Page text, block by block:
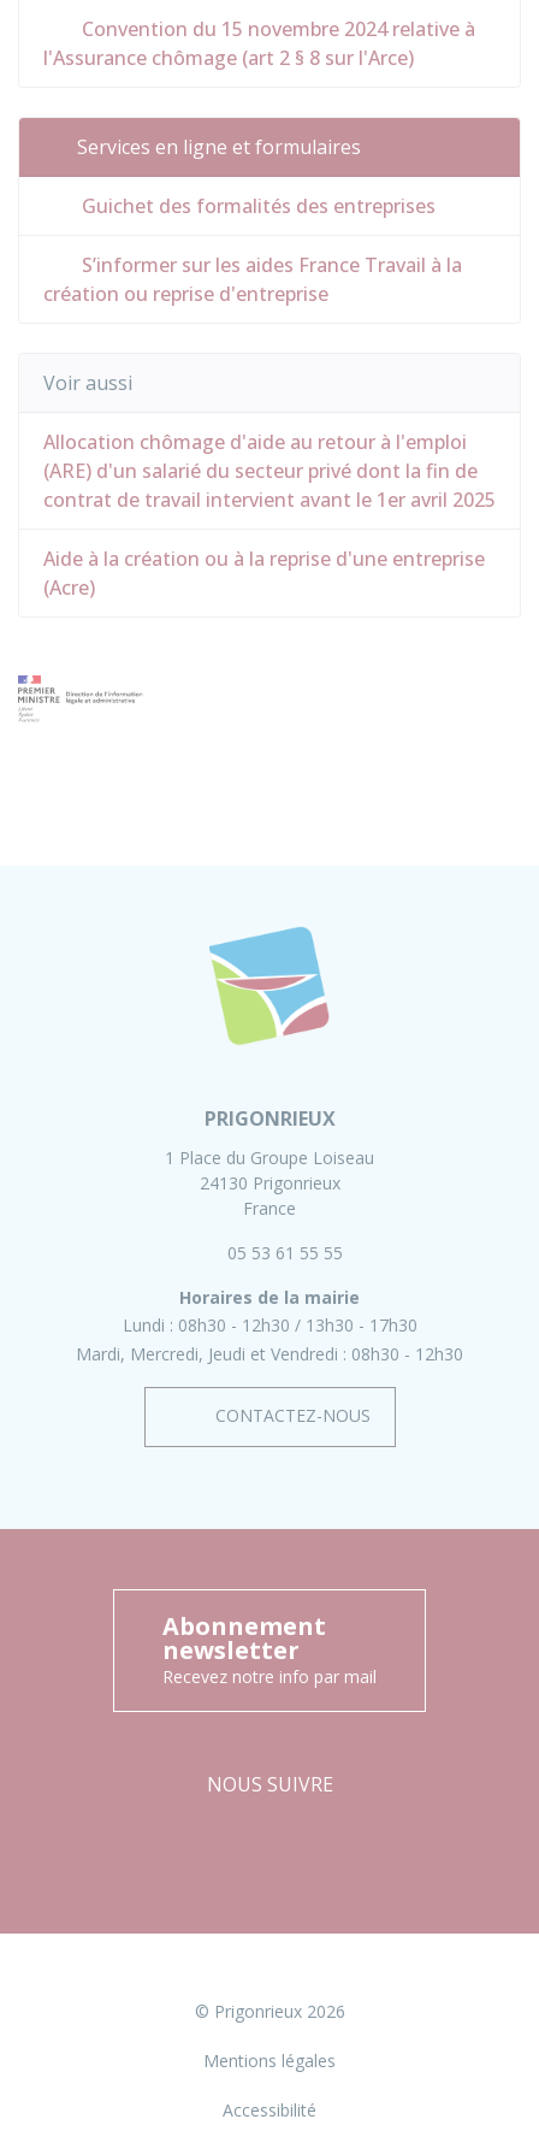
Convention du 15 novembre 2024 relative à
l'Assurance chômage (art 2 § 8 sur l'Arce)
Services en ligne et formulaires
Guichet des formalités des entreprises
S’informer sur les aides France Travail à la
création ou reprise d'entreprise
Voir aussi
Allocation chômage d'aide au retour à l'emploi
(ARE) d'un salarié du secteur privé dont la fin de
contrat de travail intervient avant le 1er avril 2025
Aide à la création ou à la reprise d'une entreprise
(Acre)
PRIGONRIEUX
1 Place du Groupe Loiseau
24130 Prigonrieux
France
05 53 61 55 55
Horaires de la mairie
Lundi : 08h30 - 12h30
13h30 - 17h30
Mardi, Mercredi, Jeudi et Vendredi : 08h30 - 12h30
CONTACTEZ-NOUS
Abonnement
newsletter
Recevez notre info par mail
NOUS SUIVRE
© Prigonrieux 2026
Mentions légales
Accessibilité